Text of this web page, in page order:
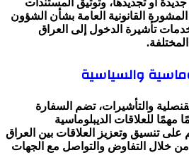
أو تجديدها، وتوثيق المستندات
المشورة القانونية العامة بشأن الشؤون
تأشيرة الدخول إلى العراق
والسياسية
والتأشيرات، تضم السفارة
مهمًا للعلاقات الديبلوماسية
تنسيق وتعزيز العلاقات بين العراق
خلال التفاوض والتواصل مع الجهات